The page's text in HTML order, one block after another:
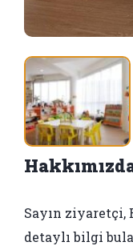
Sayın ziyaretçi,
detaylı bilgi